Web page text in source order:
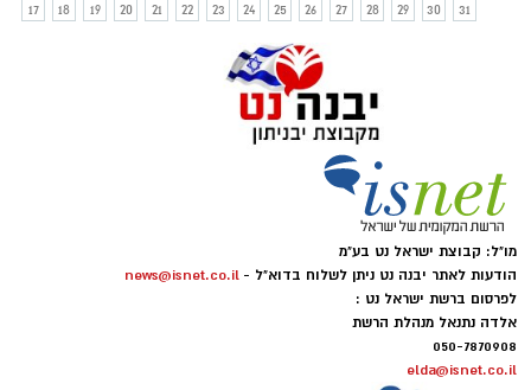
17
18 19 20 21 22 23 24 25 26 27 28 29 30 31
מו"ל: קבוצת ישראל נט בע"מ
הודעות לאתר יבנה נט ניתן לשלוח בדוא"ל - news@isnet.co.il
לפרסום ברשת ישראל נט :
אלדה נתנאל מנהלת הרשת
050-7870908
elda@isnet.co.il